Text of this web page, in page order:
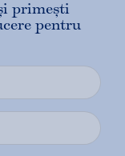
primești
pentru